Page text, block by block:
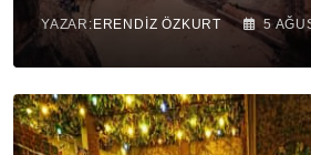
YAZAR:ERENDIZ ÖZKURT 5